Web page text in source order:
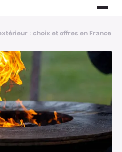
: choix et offres en France